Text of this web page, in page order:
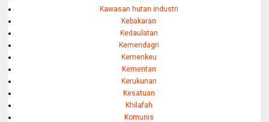
Kawasan hutan industri
Kebakaran
Kedaulatan
Kemendagri
Kemenkeu
Kementan
Kerukunan
Kesatuan
Khilafah
Komunis